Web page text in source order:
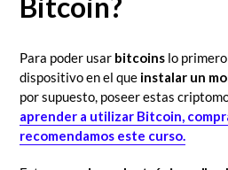
Para poder usar bitcoins lo
dispositivo en el que instalar un
por supuesto, poseer estas
aprender a utilizar Bitcoin,
recomendamos este curso.